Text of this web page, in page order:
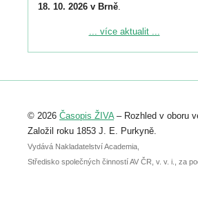
18. 10. 2026 v Brně.
Podrobnější informace ke konferenci
Registrovat se můžete do 6. září.
abstraktu přihlášené přednášky nebo
posteru je už 30. června.
... více aktualit ...
© 2026 Časopis ŽIVA– Rozhled v oboru
Založil roku 1853 J. E. Purkyně.
Vydává Nakladatelství Academia,
Středisko společných činností AV ČR, v. v. i., za